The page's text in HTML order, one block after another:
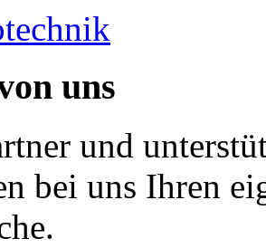
uns
und
bei uns Ihren